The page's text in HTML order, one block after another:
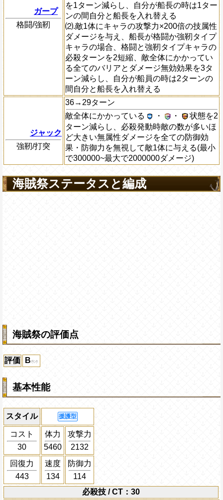
ガープ
格闘/強靭
を1ターン減らし、自分が船長の時は1ター
ンの間自分と船長を入れ替える
⑵.敵1体にキャラの攻撃力×200倍の技属性
ダメージを与え、船長が格闘か強靭タイプ
キャラの場合、格闘と強靭タイプキャラの
必殺ターンを2短縮、敵全体にかかってい
る全てのバリアとダメージ無効効果を3タ
ーン減らし、自分が船員の時は2ターンの
間自分と船長を入れ替える
ジャック
強靭/打突
36→29ターン
敵全体にかかっている
・ ・
状態を2
ターン減らし、必殺発動時敵の数が多いほ
ど大きい無属性ダメージを全ての防御効
果・防御力を無視して敵1体に与える(最小
で300000~最大で2000000ダメージ)
海賊祭ステータスと編成
海賊祭の評価点
評価 B
基本性能
スタイル 援護型
コスト
30
体力
5460
攻撃力
2132
回復力
443
速度
134
防御力
114
必殺技 / CT：30